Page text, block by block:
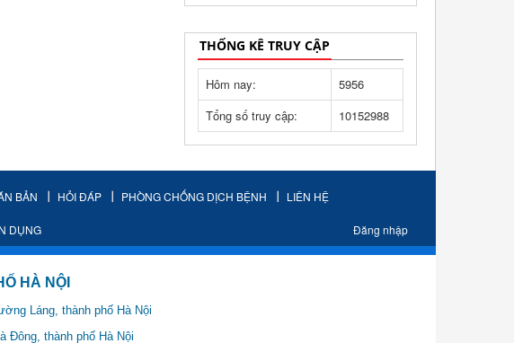
THỐNG KÊ TRUY CẬP
Hôm nay:
5956
Tổng số truy cập:
10152988
BẢN HỎI ĐÁP PHÒNG CHỐNG DỊCH BỆNH LIÊN HỆ
DỤNG Đăng nhập
HÀ NỘI
Láng, thành phố Hà Nội
phố Hà Nội